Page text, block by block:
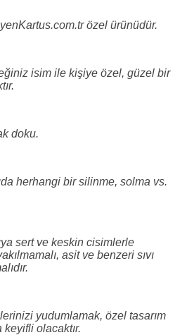
özel ürünüdür.
isim ile kişiye özel, güzel bir
doku.
herhangi bir silinme, solma vs.
sert ve keskin cisimlerle
asit ve benzeri sıvı
yudumlamak, özel tasarım
olacaktır.